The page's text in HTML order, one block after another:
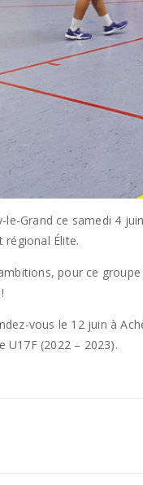
Grand ce samedi 4
Élite.
pour ce
vous le 12 juin à
U17F (2022 – 2023).